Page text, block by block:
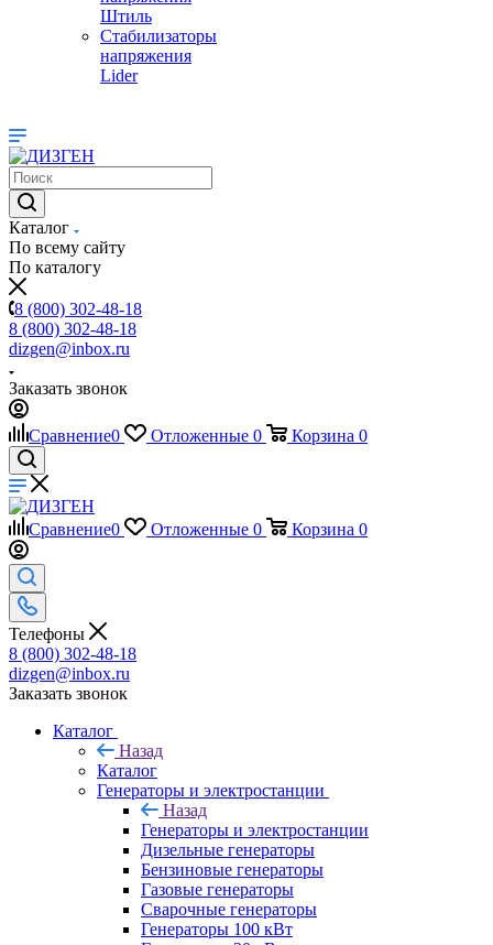
Штиль
Стабилизаторы
напряжения
Lider
Каталог
По всему сайту
По каталогу
8 (800) 302-48-18
8 (800) 302-48-18
dizgen@inbox.ru
Заказать звонок
Сравнение0 Отложенные 0 Корзина 0
Сравнение0 Отложенные 0 Корзина 0
Телефоны
8 (800) 302-48-18
dizgen@inbox.ru
Заказать звонок
Каталог
Назад
Каталог
Генераторы и электростанции
Назад
Генераторы и электростанции
Дизельные генераторы
Бензиновые генераторы
Газовые генераторы
Сварочные генераторы
Генераторы 100 кВт